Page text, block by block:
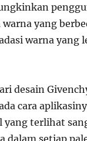
yang
warna yang
desain
cara
yang terlihat
dalam setiap